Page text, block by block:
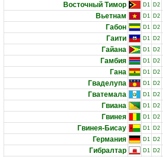
Восточный Тимор D1 D2
Вьетнам D1 D2
Габон D1 D2
Гаити D1 D2
Гайана D1 D2
Гамбия D1 D2
Гана D1 D2
Гваделупа D1 D2
Гватемала D1 D2
Гвиана D1 D2
Гвинея D1 D2
Гвинея-Бисау D1 D2
Германия D1 D2
Гибралтар D1 D2